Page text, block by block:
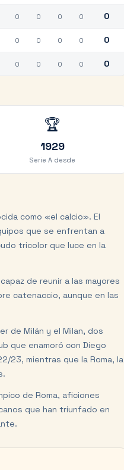
0 0 0 0 0
0 0 0 0 0
0 0 0 0 0
🏆
1929
Serie A desde
como «el calcio». El
que se enfrentan a
tricolor que luce en la
de reunir a las mayores
catenaccio, aunque en las
de Milán y el Milan, dos
que enamoró con Diego
23, mientras que la Roma, la
de Roma, aficiones
que han triunfado en